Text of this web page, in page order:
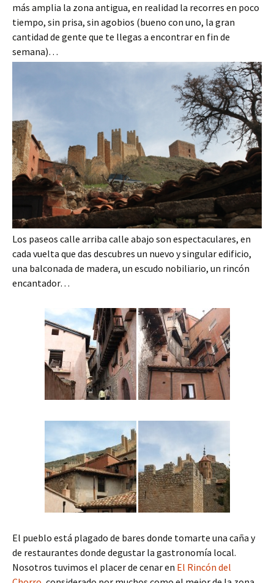
más amplia la zona antigua, en realidad la recorres en poco
tiempo, sin prisa, sin agobios (bueno con uno, la gran
cantidad de gente que te llegas a encontrar en fin de
semana)…
Los paseos calle arriba calle abajo son espectaculares, en
cada vuelta que das descubres un nuevo y singular edificio,
una balconada de madera, un escudo nobiliario, un rincón
encantador…
El pueblo está plagado de bares donde tomarte una caña y
de restaurantes donde degustar la gastronomía local.
Nosotros tuvimos el placer de cenar en El Rincón del